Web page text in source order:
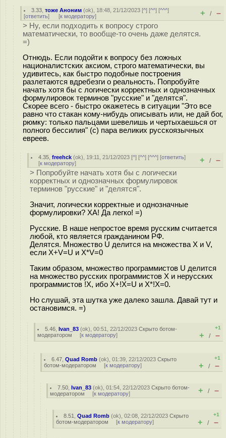
3.33 ,тоже Аноним (ok), 18:48, 21/12/2023 [^] [^^] [^^^]
[ответить] [к модератору] + / –
> Ну, если подходить к вопросу строго
математически, то вообще-то очень даже делятся.
=)
Отнюдь. Если подойти к вопросу без ложных
националистских аксиом, строго математически, вы
удивитесь, как быстро подобные построения
разлетаются вдребезги о реальность. Попробуйте
начать хотя бы с логически корректных и однозначных
формулировок терминов "русские" и "делятся".
Скорее всего - быстро окажетесь в ситуации "Это все
равно что стакан кому-нибудь описывать или, не дай бог,
рюмку: только пальцами шевелишь и чертыхаешься от
полного бессилия" (с) пара великих русскоязычных
евреев.
4.35 ,freehck (ok), 19:11, 21/12/2023 [^] [^^] [^^^] [ответить]
[к модератору] + / –
> Попробуйте начать хотя бы с логически
корректных и однозначных формулировок
терминов "русские" и "делятся".
Значит, логически корректные и однозначные
формулировки? ХА! Да легко! =)
Русские. В наше непростое время русским считается
любой, кто является гражданином РФ.
Делятся. Множество U делится на множества X и V,
если X+V=U и X*V=0
Таким образом, множество программистов U делится
на множество русских программистов X и нерусских
программистов !X, ибо X+!X=U и X*!X=0.
Но слушай, эта шутка уже далеко зашла. Давай тут и
остановимся. =)
5.46 ,Ivan_83 (ok), 00:51, 22/12/2023Скрыто ботом-
модератором [к модератору]
+1
+ / –
6.47 ,Quad Romb (ok), 01:39, 22/12/2023Скрыто
ботом-модератором [к модератору]
+1
+ / –
7.50 ,Ivan_83 (ok), 01:54, 22/12/2023Скрыто ботом-
модератором [к модератору] + / –
8.51 ,Quad Romb (ok), 02:08, 22/12/2023Скрыто
ботом-модератором [к модератору]
+1
+ / –